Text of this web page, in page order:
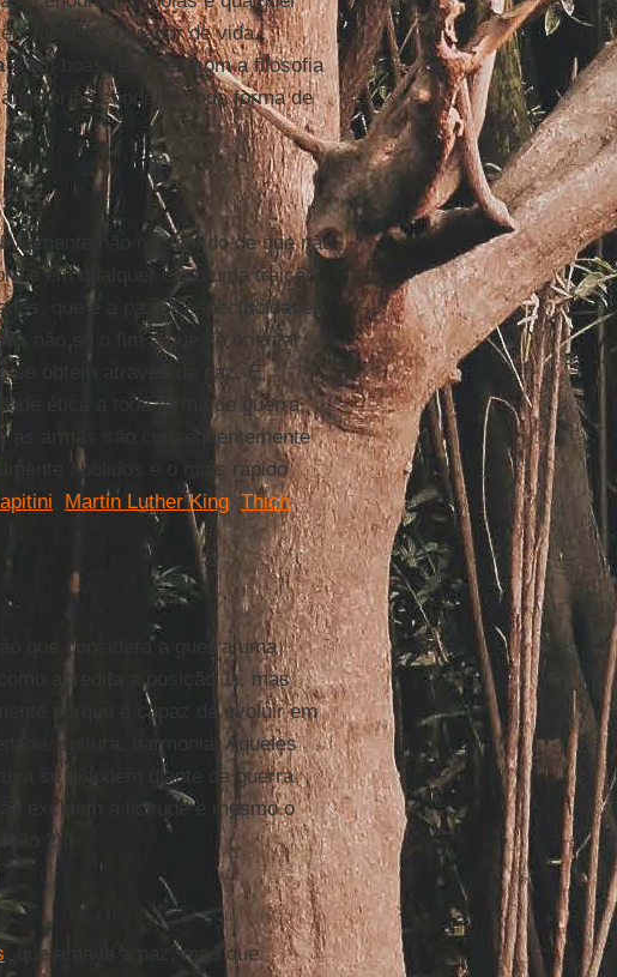
gerador de vida.
e em boas relações com a filosofia
ao condenar toda forma de
não no sentido de que não
e em qualquer caso uma traição
que é a paz. A especificidade
não só o fim a que se orientar,
se obtém através da paz. É,
ética a toda forma de guerra,
as armas são consequentemente
abolidos e o mais rápido
Martin Luther King,Thich
que considera a guerra uma
acredita a posição 1), mas
porque é capaz de evoluir em
cultura, harmonia. Aqueles
se dispõem diante da guerra
excluem a licitude e mesmo o
2).
, que amava a paz, mas que